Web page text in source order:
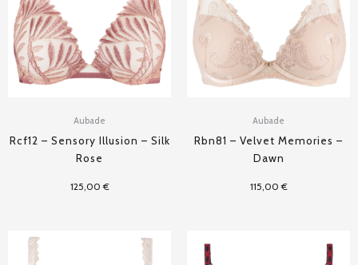
Aubade
Rcf12 – Sensory Illusion – Silk
Rose
125,00€
Aubade
Rbn81 – Velvet Memories –
Dawn
115,00€